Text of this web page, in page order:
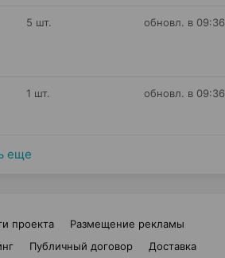
5 шт. обновл. в 09:36
1 шт. обновл. в 09:36
еще
проекта
Размещение рекламы
Публичный договор Доставка